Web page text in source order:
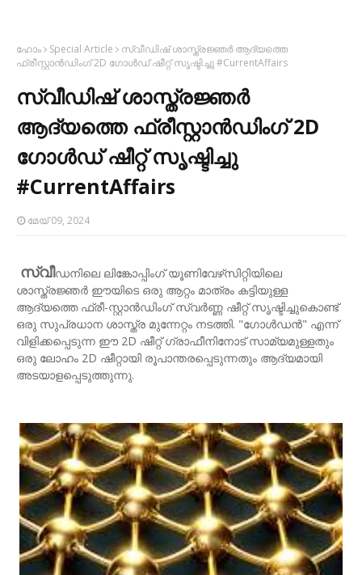
ഹോം Special Article
സ്വീഡിഷ് ശാസ്ത്രജ്ഞർ ആദ്യത്തെ
ഫ്രീസ്റ്റാൻഡിംഗ് 2D ഗോൾഡ് ഷീറ്റ് സൃഷ്ടിച്ചു #CurrentAffairs
സ്വീഡിഷ് ശാസ്ത്രജ്ഞർ
ആദ്യത്തെ ഫ്രീസ്റ്റാൻഡിംഗ് 2D
ഗോൾഡ് ഷീറ്റ് സൃഷ്ടിച്ചു
#CurrentAffairs
മേയ് 09, 2024
സ്വീഡനിലെ ലിങ്കോപ്പിംഗ് യൂണിവേഴ്‌സിറ്റിയിലെ
ശാസ്ത്രജ്ഞർ ഈയിടെ ഒരു ആറ്റം മാത്രം കട്ടിയുള്ള
ആദ്യത്തെ ഫ്രീ-സ്റ്റാൻഡിംഗ് സ്വർണ്ണ ഷീറ്റ് സൃഷ്ടിച്ചുകൊണ്ട്
ഒരു സുപ്രധാന ശാസ്ത്ര മുന്നേറ്റം നടത്തി. "ഗോൾഡൻ" എന്ന്
വിളിക്കപ്പെടുന്ന ഈ 2D ഷീറ്റ് ഗ്രാഫീനിനോട് സാമ്യമുള്ളതും
ഒരു ലോഹം 2D ഷീറ്റായി രൂപാന്തരപ്പെടുന്നതും ആദ്യമായി
അടയാളപ്പെടുത്തുന്നു.